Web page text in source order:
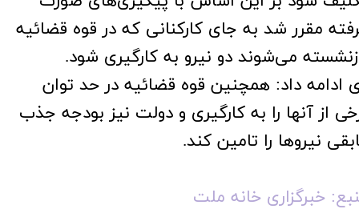
مقرر شد به جای کارکنانی که در قوه قضائیه
می‌شوند دو نیرو به کارگیری شود.
ادامه داد: همچنین قوه قضائیه در حد توان
از آنها را به کارگیری و دولت نیز بودجه جذب
نیروها را تامین کند.
خبرگزاری خانه ملت